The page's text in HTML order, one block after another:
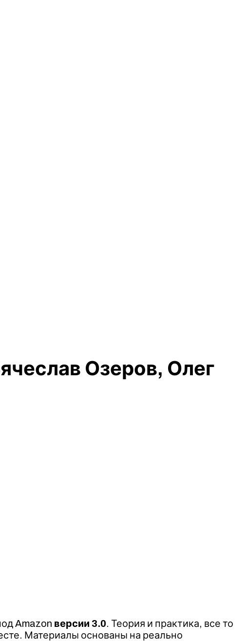
Озеров, Олег
Amazon версии 3.0. Теория и практика, все то
Материалы основаны на реально